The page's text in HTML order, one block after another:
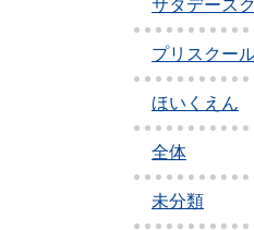
サタデース
プリスクー
ほいくえん
全体
未分類